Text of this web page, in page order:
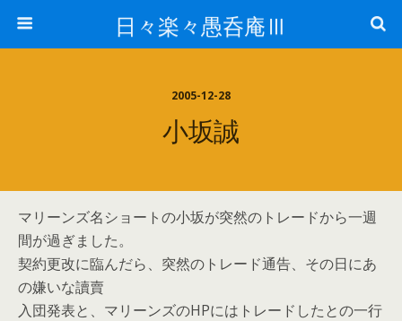
日々楽々愚呑庵Ⅲ
2005-12-28
小坂誠
マリーンズ名ショートの小坂が突然のトレードから一週
間が過ぎました。
契約更改に臨んだら、突然のトレード通告、その日にあ
の嫌いな讀賣
入団発表と、マリーンズのHPにはトレードしたとの一行